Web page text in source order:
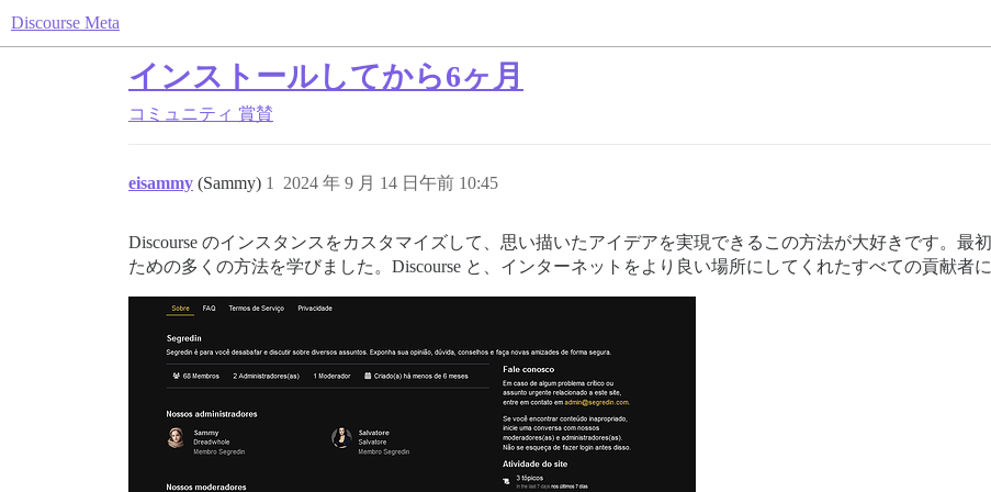
Discourse Meta
インストールしてから6ヶ月
コミュニティ 賞賛
eisammy (Sammy) 2024 年 9 月 14 日午前 10:45
1
Discourse のインスタンスをカスタマイズして、思い描いたアイデアを実現できるこの方法が大好きです。最
ための多くの方法を学びました。Discourse と、インターネットをより良い場所にしてくれたすべての貢献者に